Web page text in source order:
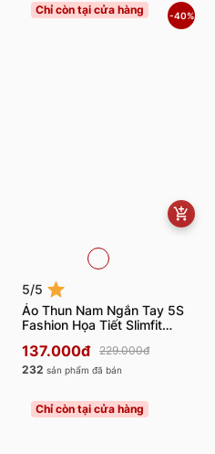
Chỉ còn tại cửa hàng -40%
5/5
Áo Thun Nam Ngắn Tay 5S
Fashion Họa Tiết Slimfit
137.000đ
229.000đ
232 sản phẩm đã bán
Chỉ còn tại cửa hàng